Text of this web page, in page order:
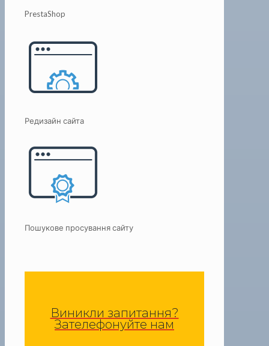
PrestaShop
Редизайн сайта
Пошукове просування сайту
Виникли запитання?
Зателефонуйте нам